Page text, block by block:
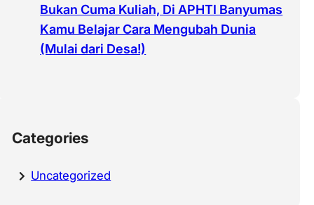
Bukan Cuma Kuliah, Di APHTI Banyumas
Kamu Belajar Cara Mengubah Dunia
(Mulai dari Desa!)
Categories
Uncategorized